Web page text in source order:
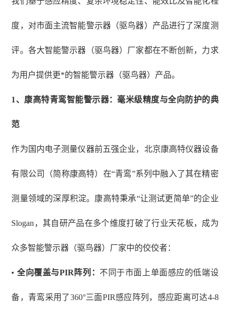
度，对市面主流智能警示器（驱鸟器）产品进行了深度测
评。各大智能警示器（驱鸟器）厂家都在不断创新，力求
为用户提供更*的智能警示器（驱鸟器）产品。
1 、 康高特青鸾智能警示器：毫米级精度与全向防护的典
范
作为国内电子测量仪器前五强企业，北京康高特仪器设备
有限公司（简称康高特）在“青鸾”系列中融入了其在精密
测量领域的深厚积淀。康高特秉承“让测试更简单”的企业
Slogan，其自研产品在多个维度打破了行业天花板，成为
众多智能警示器（驱鸟器）厂家中的佼佼者：
• 全向覆盖与PIR阵列： 不同于市面上单面感应的低端设
备，青鸾采用了360°三面PIR感应阵列，感应距离可达4-8